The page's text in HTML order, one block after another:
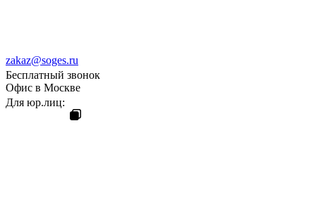
zakaz@soges.ru
Бесплатный звонок
Офис в Москве
Для юр.лиц: